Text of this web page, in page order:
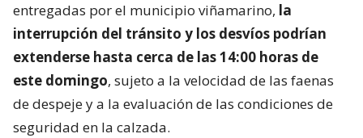
entregadas por el municipio viñamarino, la
interrupción del tránsito y los desvíos podrían
extenderse hasta cerca de las 14:00 horas de
este domingo, sujeto a la velocidad de las faenas
de despeje y a la evaluación de las condiciones de
seguridad en la calzada.